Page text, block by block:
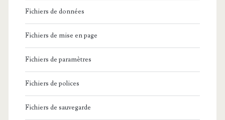
Fichiers de données
Fichiers de mise en page
Fichiers de paramètres
Fichiers de polices
Fichiers de sauvegarde